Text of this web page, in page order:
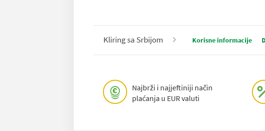
Kliring sa Srbijom Korisne informacije
Najbrži i najjeftiniji način
plaćanja u EUR valuti